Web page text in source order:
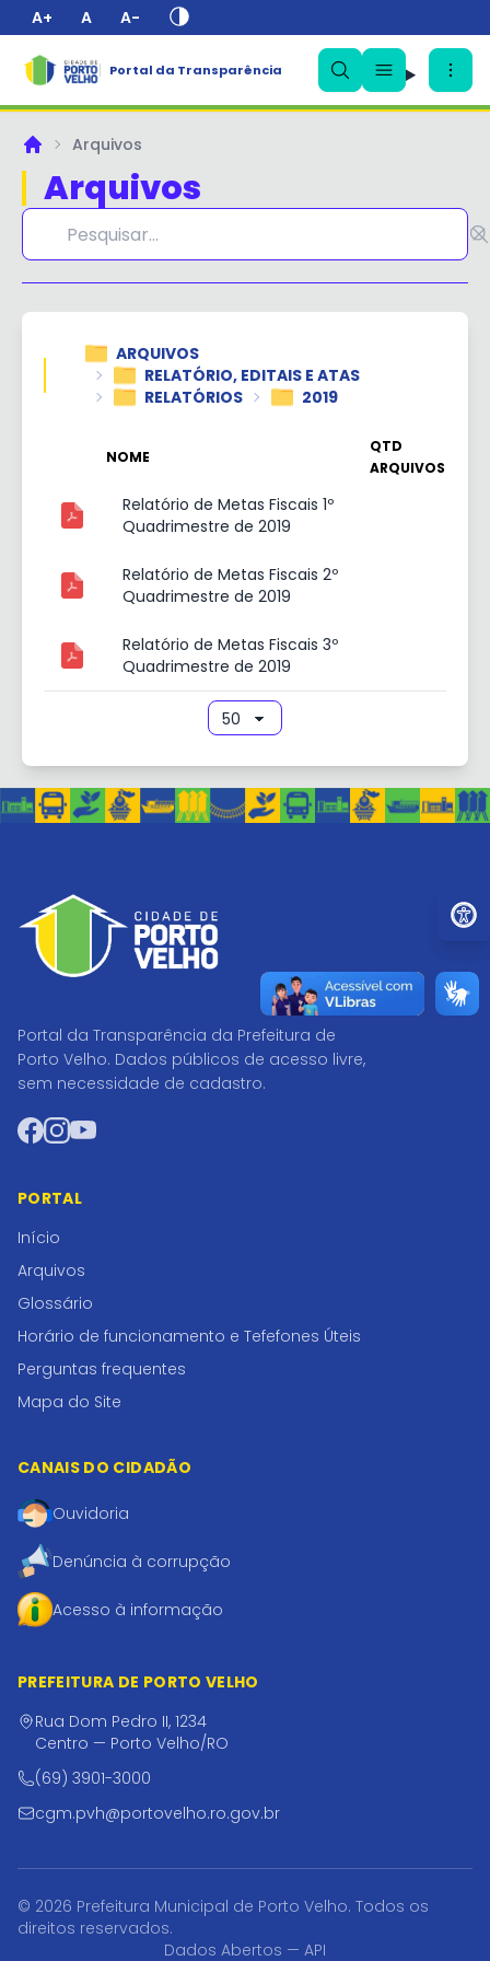
A+ A A-
Portal da Transparência
PrincipalArquivos
Arquivos
ARQUIVOS
RELATÓRIO, EDITAIS E ATAS
RELATÓRIOS
2019
NOME
QTD
ARQUIVOS
Relatório de Metas Fiscais 1º
Quadrimestre de 2019
Relatório de Metas Fiscais 2º
Quadrimestre de 2019
Relatório de Metas Fiscais 3º
Quadrimestre de 2019
Portal da Transparência da Prefeitura de
Porto Velho. Dados públicos de acesso livre,
sem necessidade de cadastro.
Facebook
Instagram
YouTube
PORTAL
Início
Arquivos
Glossário
Horário de funcionamento e Tefefones Úteis
Perguntas frequentes
Mapa do Site
CANAIS DO CIDADÃO
Ouvidoria
Denúncia à corrupção
Acesso à informação
PREFEITURA DE PORTO VELHO
Rua Dom Pedro II, 1234
Centro — Porto Velho/RO
(69) 3901-3000
cgm.pvh@portovelho.ro.gov.br
© 2026 Prefeitura Municipal de Porto Velho. Todos os
direitos reservados.
Dados Abertos — API
✕
Ir